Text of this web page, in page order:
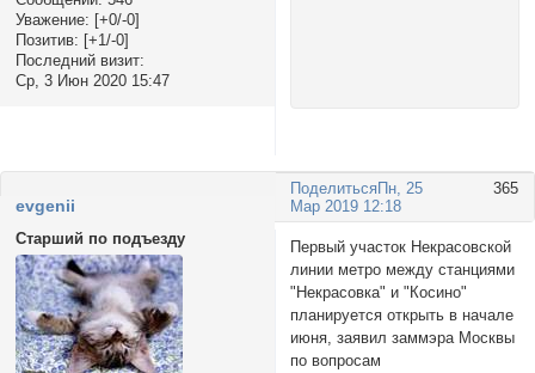
Уважение: [+0/-0]
Позитив: [+1/-0]
Последний визит:
Ср, 3 Июн 2020 15:47
Поделиться 365
Пн, 25
Мар 2019 12:18
evgenii
Старший по подъезду
Первый участок Некрасовской
линии метро между станциями
"Некрасовка" и "Косино"
планируется открыть в начале
июня, заявил заммэра Москвы
по вопросам